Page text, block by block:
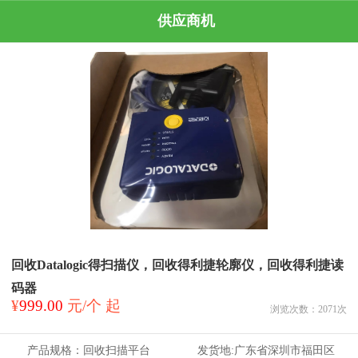
供应商机
回收Datalogic得扫描仪，回收得利捷轮廓仪，回收得利捷读
码器
¥999.00 元/个 起 浏览次数： 2071 次
产品规格： 回收扫描平台 发货地:广东省深圳市福田区